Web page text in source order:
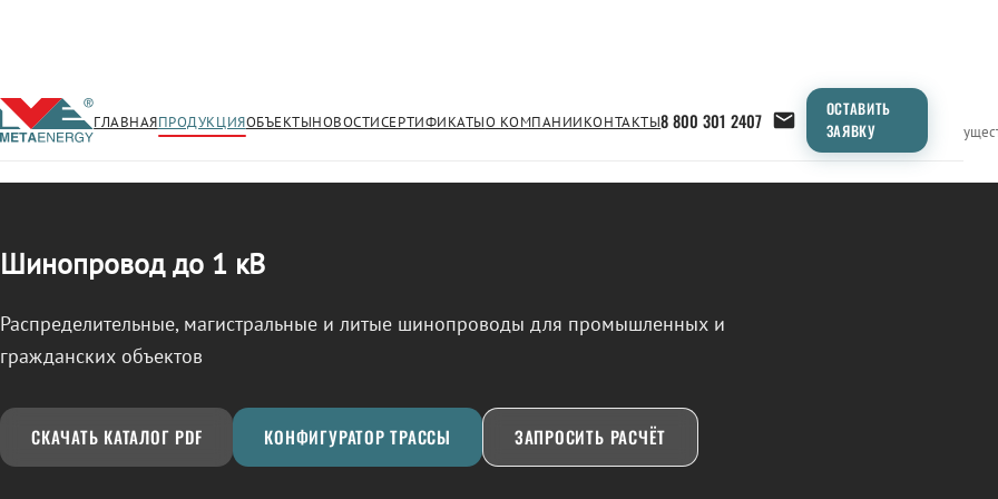
ГЛАВНАЯПРОДУКЦИЯОБЪЕКТЫНОВОСТИСЕРТИФИКАТЫО КОМПАНИИКОНТАКТЫ8 800 301 2407
ОСТАВИТЬ
ЗАЯВКУ
← Продукция/ШИНОПРОВОД Применение Продукция ТипоразмерыСравнение
Шинопровод до 1 кВ
Распределительные, магистральные и литые шинопроводы для промышленных и
гражданских объектов
СКАЧАТЬ КАТАЛОГ PDF КОНФИГУРАТОР ТРАССЫ ЗАПРОСИТЬ РАСЧЁТ